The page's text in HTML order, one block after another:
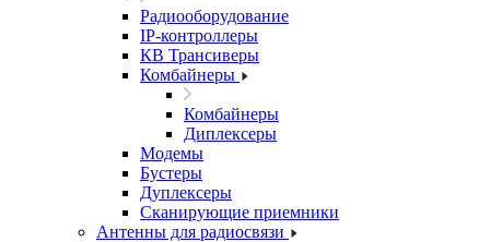
Радиооборудование
IP-контроллеры
КВ Трансиверы
Комбайнеры
Комбайнеры
Диплексеры
Модемы
Бустеры
Дуплексеры
Сканирующие приемники
Антенны для радиосвязи